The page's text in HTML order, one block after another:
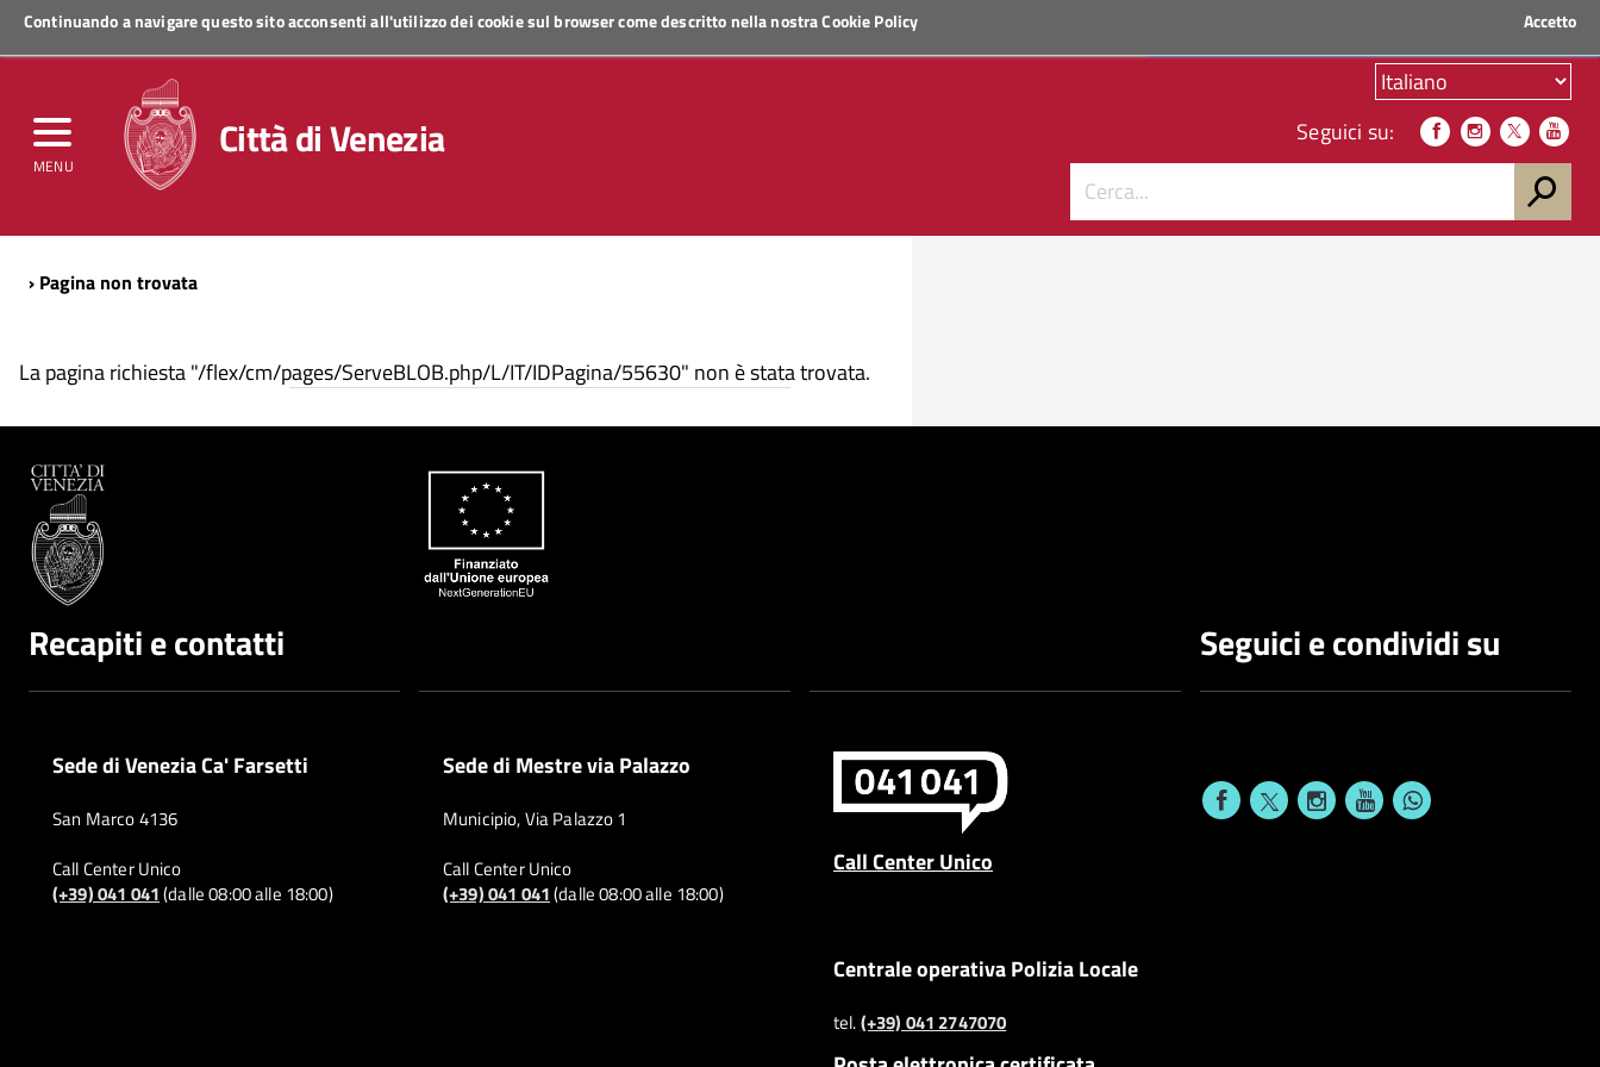
Continuando a navigare questo sito acconsenti all'utilizzo dei cookie sul browser come descritto nella nostraCookie Policy Accetto
MENU
Regione Veneto
Città di Venezia Seguici su:
› Pagina non trovata
La pagina richiesta "/flex/cm/pages/ServeBLOB.php/L/IT/IDPagina/55630" non è stata trovata.
Recapiti e contatti
Sede di Venezia Ca' Farsetti
San Marco 4136
Call Center Unico
(+39) 041 041(dalle 08:00 alle 18:00)
Sede di Mestre via Palazzo
Municipio, Via Palazzo 1
Call Center Unico
(+39) 041 041(dalle 08:00 alle 18:00)
Call Center Unico
Centrale operativa Polizia Locale
tel.(+39) 041 2747070
Seguici e condividi su